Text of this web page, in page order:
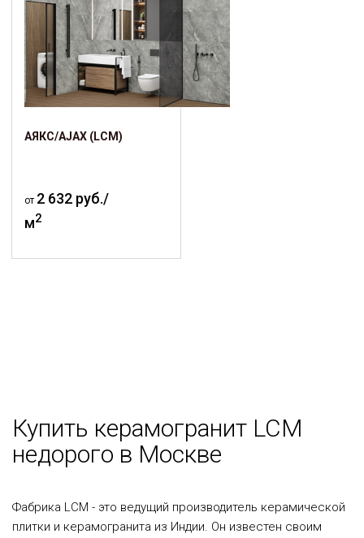
АЯКС/AJAX (LCM)
от 2 632 руб./
м2
Купить керамогранит LCM
недорого в Москве
Фабрика LCM - это ведущий производитель керамической
плитки и керамогранита из Индии. Он известен своим